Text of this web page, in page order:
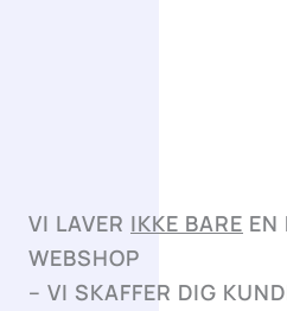
VI LAVER IKKE BARE EN
WEBSHOP
– VI SKAFFER DIG